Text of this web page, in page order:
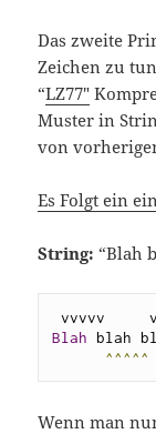
Das zweite
Zeichen zu
“LZ77″
Muster in
von
Es Folgt ein
String: “Blah
Blah blah b
^^^^^
Wenn man